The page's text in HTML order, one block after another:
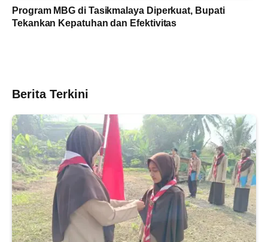
Program MBG di Tasikmalaya Diperkuat, Bupati
Tekankan Kepatuhan dan Efektivitas
Berita Terkini